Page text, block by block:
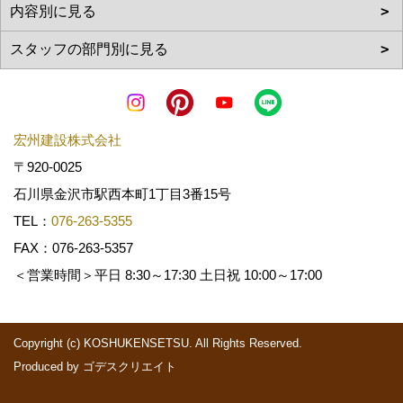
宏州建設株式会社
〒920-0025
石川県金沢市駅西本町1丁目3番15号
TEL： 076-263-5355
FAX：076-263-5357
＜営業時間＞平日 8:30～17:30 土日祝 10:00～17:00
Copyright (c) KOSHUKENSETSU. All Rights Reserved.
Produced by ゴデスクリエイト